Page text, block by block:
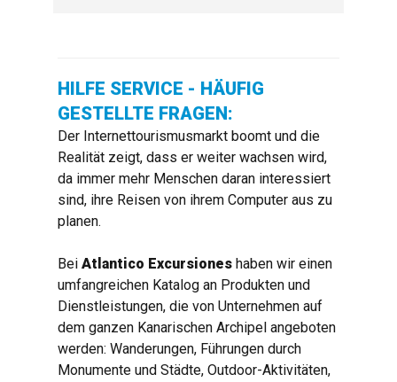
HILFE SERVICE - HÄUFIG
GESTELLTE FRAGEN:
Der Internettourismusmarkt boomt und die
Realität zeigt, dass er weiter wachsen wird,
da immer mehr Menschen daran interessiert
sind, ihre Reisen von ihrem Computer aus zu
planen.
Bei Atlantico Excursiones haben wir einen
umfangreichen Katalog an Produkten und
Dienstleistungen, die von Unternehmen auf
dem ganzen Kanarischen Archipel angeboten
werden: Wanderungen, Führungen durch
Monumente und Städte, Outdoor-Aktivitäten,